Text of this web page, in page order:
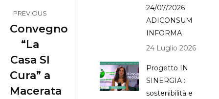
navigation
PREVIOUS
Convegno
“La
Casa SI
Cura” a
Macerata
24/07/2026
ADICONSUM
INFORMA
24 Luglio 2026
Progetto IN
SINERGIA :
sostenibilità e